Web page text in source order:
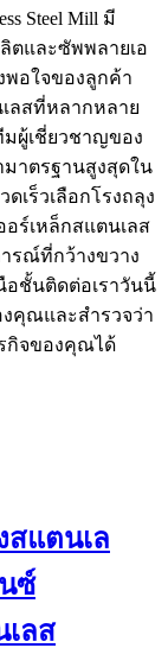
Steel Mill มี
และซัพพลายเอ
พอใจของลูกค้า
ลสที่หลากหลาย
ผู้เชี่ยวชาญของ
มาตรฐานสูงสุดใน
ร็วเลือกโรงถลุง
อร์เหล็กสแตนเลส
รณ์ที่กว้างขวาง
อชั้นติดต่อเราวันนี้
งคุณและสำรวจว่า
กิจของคุณได้
สแตนเล
ซ์
เลส